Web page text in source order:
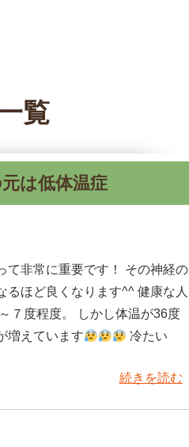
覧
は低体温症
て非常に重要です！ その神経の
るほど良くなります^^ 健康な人
７度程度。 しかし体温が36度
増えています
冷たい
続きを読む